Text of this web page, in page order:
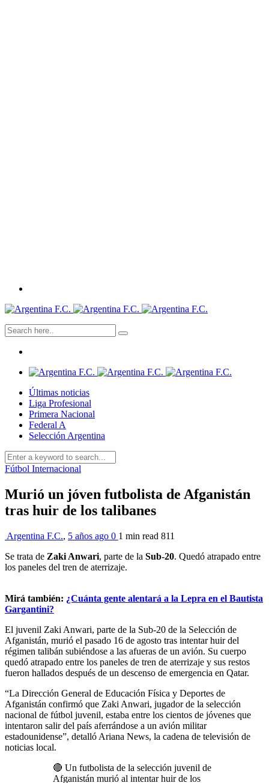
Últimas noticias
Liga Profesional
Primera Nacional
Federal A
Selección Argentina
Fútbol Internacional
Murió un jóven futbolista de Afganistán
tras huir de los talibanes
Argentina F.C., 5 años ago 0 1 min read 811
Se trata de Zaki Anwari, parte de la Sub-20. Quedó atrapado entre
los paneles del tren de aterrizaje.
Mirá también: ¿Cuánta gente alentará a la Lepra en el Bautista
Gargantini?
El juvenil Zaki Anwari, parte de la Sub-20 de la Selección de
Afganistán, murió el pasado 16 de agosto tras intentar huir del
régimen talibán subiéndose a las afueras de un avión. Su cuerpo
quedó atrapado entre los paneles de tren de aterrizaje y sus restos
fueron hallados después de un descenso de emergencia en Qatar.
“La Dirección General de Educación Física y Deportes de
Afganistán confirmó que Zaki Anwari, jugador de la selección
nacional de fútbol juvenil, estaba entre los cientos de jóvenes que
intentaron salir del país aferrándose a un avión militar
estadounidense”, detalló Ariana News, la cadena de televisión de
noticias local.
🔴 Un futbolista de la selección juvenil de
Afganistán murió al intentar huir de los